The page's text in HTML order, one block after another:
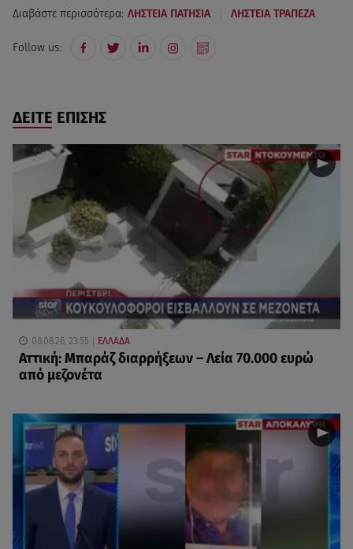
Διαβάστε περισσότερα: ΛΗΣΤΕΙΑ ΠΑΤΗΣΙΑ ΛΗΣΤΕΙΑ ΤΡΑΠΕΖΑ
Follow us:
ΔΕΙΤΕ ΕΠΙΣΗΣ
08.08.26, 23:55 ΕΛΛΑΔΑ
Αττική: Μπαράζ διαρρήξεων – Λεία 70.000 ευρώ
από μεζονέτα